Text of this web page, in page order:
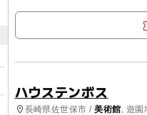
迫力...
ハウステンボス
長崎県佐世保市 /美術館 , 遊